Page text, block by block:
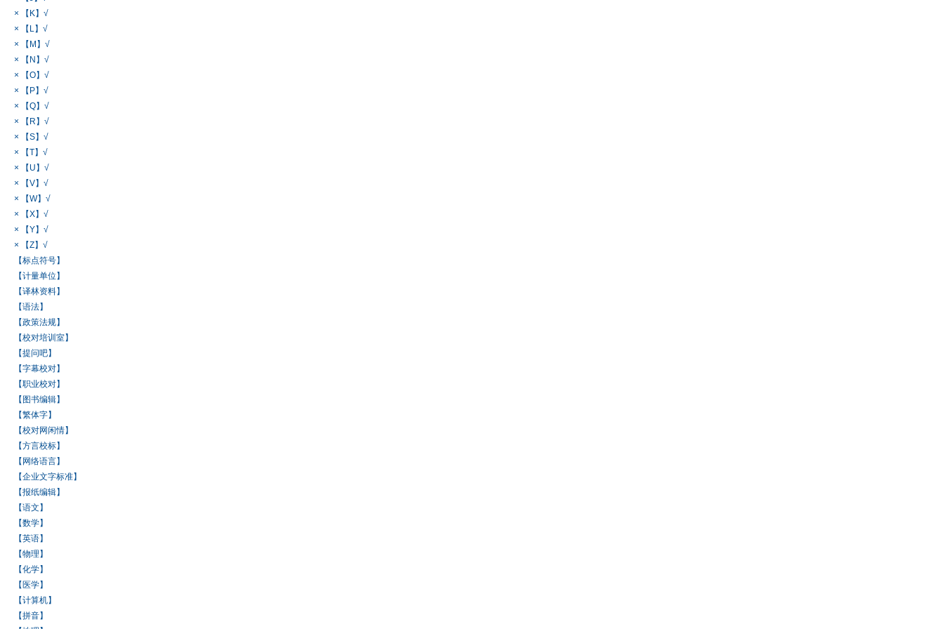
× 【K】√
× 【L】√
× 【M】√
× 【N】√
× 【O】√
× 【P】√
× 【Q】√
× 【R】√
× 【S】√
× 【T】√
× 【U】√
× 【V】√
× 【W】√
× 【X】√
× 【Y】√
× 【Z】√
【标点符号】
【计量单位】
【译林资料】
【语法】
【政策法规】
【校对培训室】
【提问吧】
【字幕校对】
【职业校对】
【图书编辑】
【繁体字】
【校对网闲情】
【方言校标】
【网络语言】
【企业文字标准】
【报纸编辑】
【语文】
【数学】
【英语】
【物理】
【化学】
【医学】
【计算机】
【拼音】